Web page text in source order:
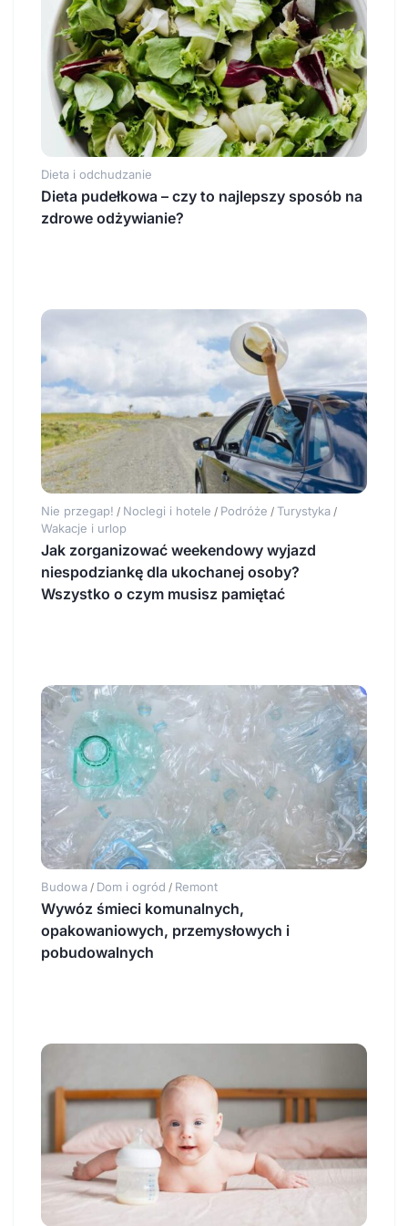
Dieta i odchudzanie
Dieta pudełkowa – czy to najlepszy sposób na
zdrowe odżywianie?
Nie przegap! / Noclegi i hotele / Podróże / Turystyka /
Wakacje i urlop
Jak zorganizować weekendowy wyjazd
niespodziankę dla ukochanej osoby?
Wszystko o czym musisz pamiętać
Budowa / Dom i ogród / Remont
Wywóz śmieci komunalnych,
opakowaniowych, przemysłowych i
pobudowalnych